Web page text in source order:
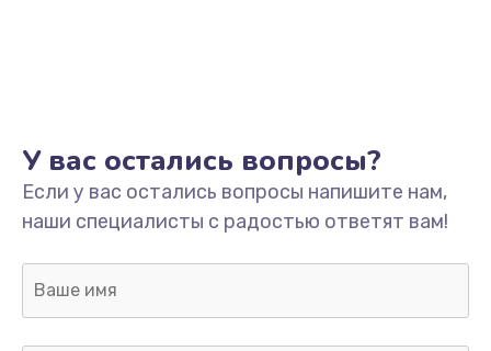
995 руб.
Заказать
Замена шлейфа матрицы
У вас остались вопросы?
Если у вас остались вопросы напишите нам,
наши специалисты с радостью ответят вам!